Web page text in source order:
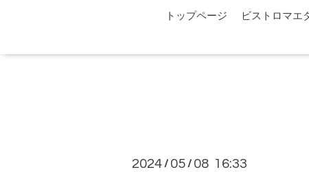
トップページ ビストロマエ
2024 / 05 / 08 16:33